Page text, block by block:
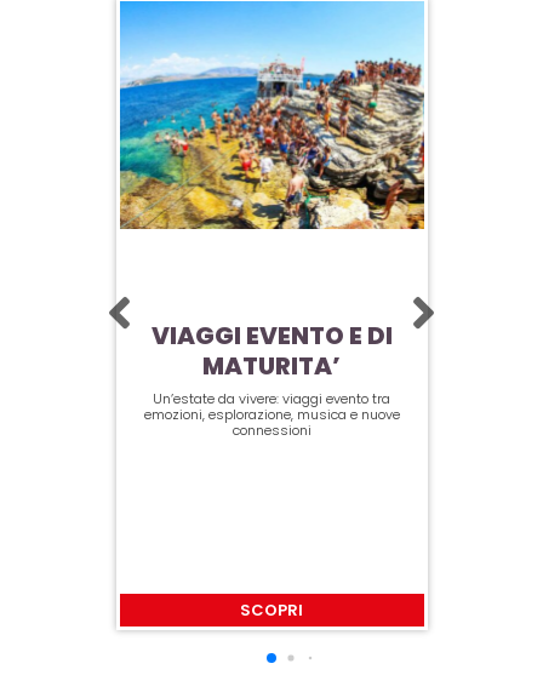
VIAGGI EVENTO E DI
MATURITA’
Un’estate da vivere: viaggi evento tra
emozioni, esplorazione, musica e nuove
connessioni
SCOPRI